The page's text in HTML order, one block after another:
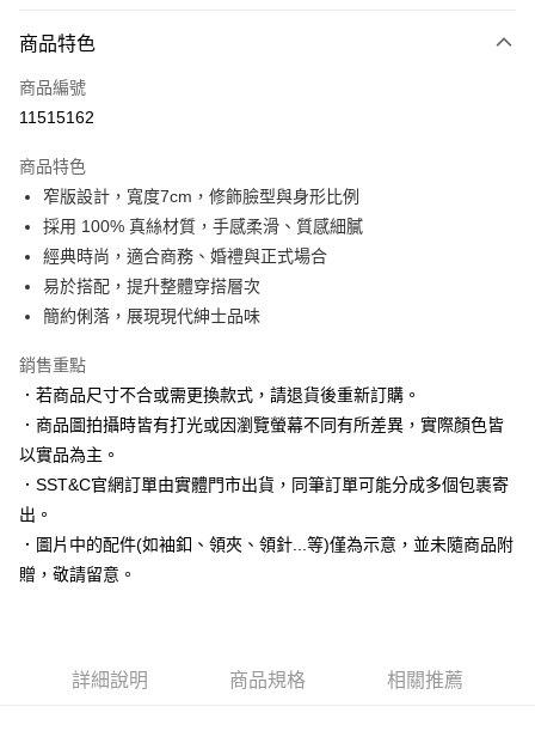
信用卡一次付款
信用卡分期付款
合作金庫商業銀行
華南商業銀行
彰化商業銀行
上海商業儲蓄銀行
台北富邦商業銀行
國泰世華商業銀行
兆豐國際商業銀行
臺灣中小企業銀行
匯豐（台灣）商業銀行
聯邦商業銀行
元大商業銀行
台新國際商業銀行
中國信託商業銀行
台灣樂天信用卡公司
6 期 0 利率 每期
華南商業銀行
彰化商業銀行
上海商業儲蓄銀行
台北富邦商業銀行
國泰世華商業銀行
臺灣中小企業銀行
聯邦商業銀行
元大商業銀行
永豐商業銀行
玉山商業銀行
星展（台灣）商業銀行
台灣樂天信用卡公司
LINE Pay
Apple Pay
街口支付
悠遊付
Google Pay
AFTEE先享後付
相關說明
【關於「AFTEE先享後付」】
AFTEE先享後付是「在收到商品之後才付款」的支付方式。 讓您購物簡單
便利好安心！
【「AFTEE先享後付」結帳流程】
每筆NT$120，滿NT$3,000(含以上)免運費
商品特色
商品編號
11515162
商品特色
窄版設計，寬度7cm，修飾臉型與身形比例
採用 100% 真絲材質，手感柔滑、質感細膩
經典時尚，適合商務、婚禮與正式場合
易於搭配，提升整體穿搭層次
簡約俐落，展現現代紳士品味
銷售重點
．若商品尺寸不合或需更換款式，請退貨後重新訂購。
．商品圖拍攝時皆有打光或因瀏覽螢幕不同有所差異，實際顏色皆
以實品為主。
．SST&C官網訂單由實體門市出貨，同筆訂單可能分成多個包裹寄
出。
．圖片中的配件(如袖釦、領夾、領針...等)僅為示意，並未隨商品附
贈，敬請留意。
詳細說明 商品規格 相關推薦